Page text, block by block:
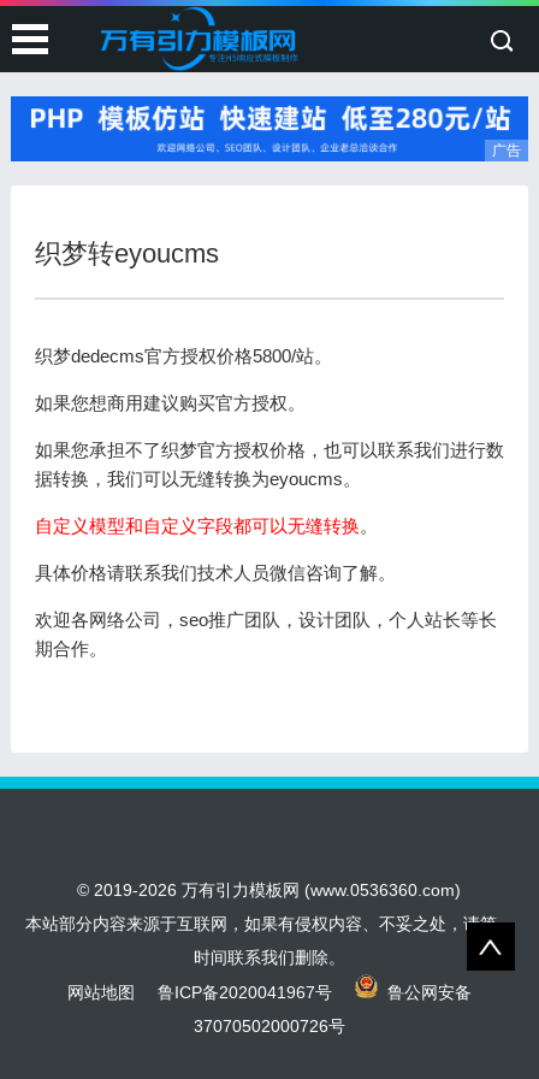
广告
织梦转eyoucms
织梦dedecms官方授权价格5800/站。
如果您想商用建议购买官方授权。
如果您承担不了织梦官方授权价格，也可以联系我们进行数
据转换，我们可以无缝转换为eyoucms。
自定义模型和自定义字段都可以无缝转换。
具体价格请联系我们技术人员微信咨询了解。
欢迎各网络公司，seo推广团队，设计团队，个人站长等长
期合作。
© 2019-2026 万有引力模板网 (www.0536360.com)
本站部分内容来源于互联网，如果有侵权内容、不妥之处，请第一
时间联系我们删除。
网站地图
鲁ICP备2020041967号
鲁公网安备
37070502000726号